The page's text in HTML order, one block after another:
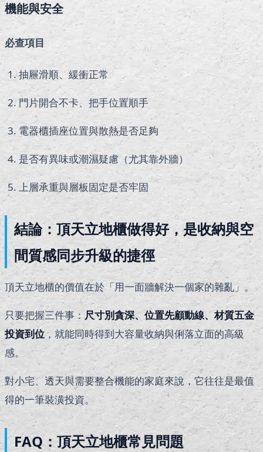
機能與安全
必查項目
抽屜滑順、緩衝正常
門片開合不卡、把手位置順手
電器櫃插座位置與散熱是否足夠
是否有異味或潮濕疑慮（尤其靠外牆）
上層承重與層板固定是否牢固
結論：頂天立地櫃做得好，是收納與空
間質感同步升級的捷徑
頂天立地櫃的價值在於「用一面牆解決一個家的雜亂」。
只要把握三件事：尺寸別貪深、位置先顧動線、材質五金
投資到位，就能同時得到大容量收納與俐落立面的高級
感。
對小宅、透天與需要整合機能的家庭來說，它往往是最值
得的一筆裝潢投資。
FAQ：頂天立地櫃常見問題